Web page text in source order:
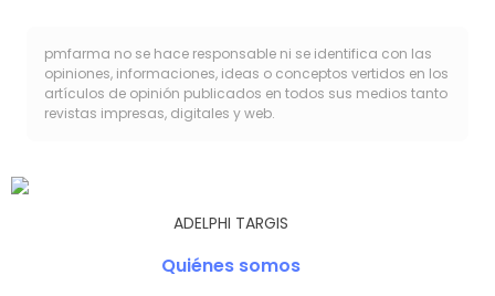
pmfarma no se hace responsable ni se identifica con las
opiniones, informaciones, ideas o conceptos vertidos en los
artículos de opinión publicados en todos sus medios tanto
revistas impresas, digitales y web.
ADELPHI TARGIS
Quiénes somos